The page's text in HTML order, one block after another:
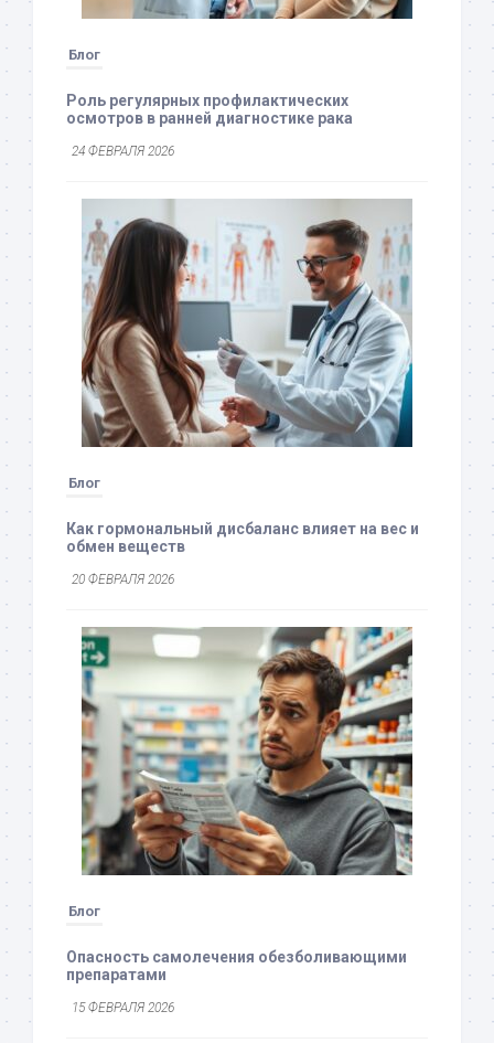
Блог
Роль регулярных профилактических
осмотров в ранней диагностике рака
24 ФЕВРАЛЯ 2026
Блог
Как гормональный дисбаланс влияет на вес и
обмен веществ
20 ФЕВРАЛЯ 2026
Блог
Опасность самолечения обезболивающими
препаратами
15 ФЕВРАЛЯ 2026